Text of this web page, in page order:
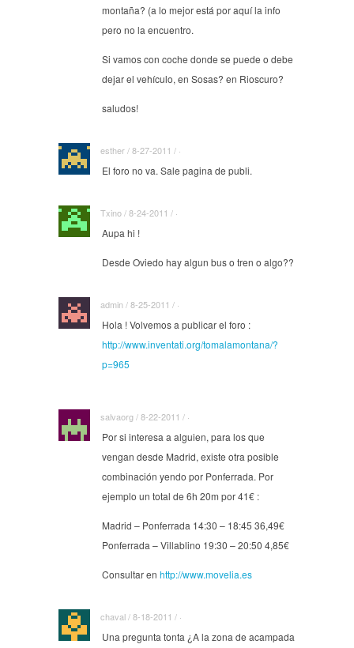
montaña? (a lo mejor está por aquí la info
pero no la encuentro.
Si vamos con coche donde se puede o debe
dejar el vehículo, en Sosas? en Rioscuro?
saludos!
esther / 8-27-2011 / ·
El foro no va. Sale pagina de publi.
Txino / 8-24-2011 / ·
Aupa hi !
Desde Oviedo hay algun bus o tren o algo??
admin / 8-25-2011 / ·
Hola ! Volvemos a publicar el foro :
http://www.inventati.org/tomalamontana/?
p=965
salvaorg / 8-22-2011 / ·
Por si interesa a alguien, para los que
vengan desde Madrid, existe otra posible
combinación yendo por Ponferrada. Por
ejemplo un total de 6h 20m por 41€ :
Madrid – Ponferrada 14:30 – 18:45 36,49€
Ponferrada – Villablino 19:30 – 20:50 4,85€
Consultar en http://www.movelia.es
chaval / 8-18-2011 / ·
Una pregunta tonta ¿A la zona de acampada